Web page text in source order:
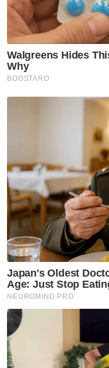
Shah Alam
Menteri Besar
Isnin depan?
Muat turun
Kurang daripada 18
25 - 34 tahun
45 - 54 tahun
65
Masuk | Daftar
Khir Toyo
Suntikan Vaksin